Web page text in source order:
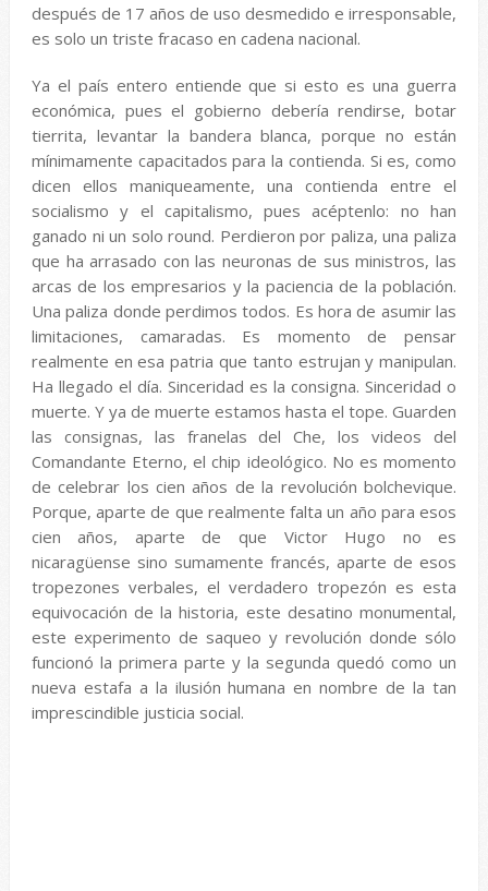
después de 17 años de uso desmedido e irresponsable,
es solo un triste fracaso en cadena nacional.
Ya el país entero entiende que si esto es una guerra
económica, pues el gobierno debería rendirse, botar
tierrita, levantar la bandera blanca, porque no están
mínimamente capacitados para la contienda. Si es, como
dicen ellos maniqueamente, una contienda entre el
socialismo y el capitalismo, pues acéptenlo: no han
ganado ni un solo round. Perdieron por paliza, una paliza
que ha arrasado con las neuronas de sus ministros, las
arcas de los empresarios y la paciencia de la población.
Una paliza donde perdimos todos. Es hora de asumir las
limitaciones, camaradas. Es momento de pensar
realmente en esa patria que tanto estrujan y manipulan.
Ha llegado el día. Sinceridad es la consigna. Sinceridad o
muerte. Y ya de muerte estamos hasta el tope. Guarden
las consignas, las franelas del Che, los videos del
Comandante Eterno, el chip ideológico. No es momento
de celebrar los cien años de la revolución bolchevique.
Porque, aparte de que realmente falta un año para esos
cien años, aparte de que Victor Hugo no es
nicaragüense sino sumamente francés, aparte de esos
tropezones verbales, el verdadero tropezón es esta
equivocación de la historia, este desatino monumental,
este experimento de saqueo y revolución donde sólo
funcionó la primera parte y la segunda quedó como un
nueva estafa a la ilusión humana en nombre de la tan
imprescindible justicia social.